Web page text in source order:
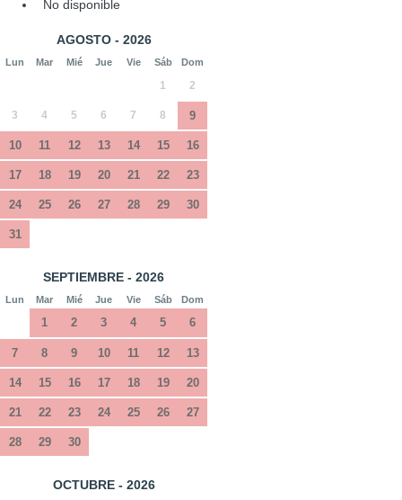
No disponible
AGOSTO - 2026
Lun Mar Mié Jue Vie Sáb Dom
1 2
3 4 5 6 7 8 9
10 11 12 13 14 15 16
17 18 19 20 21 22 23
24 25 26 27 28 29 30
31
SEPTIEMBRE - 2026
Lun Mar Mié Jue Vie Sáb Dom
1 2 3 4 5 6
7 8 9 10 11 12 13
14 15 16 17 18 19 20
21 22 23 24 25 26 27
28 29 30
OCTUBRE - 2026